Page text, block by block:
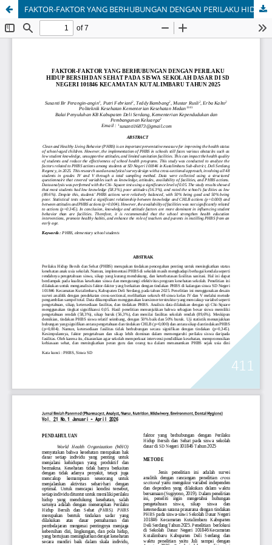
FAKTOR-FAKTOR YANG BERHUBUNGAN DENGAN PERILAKU HIDUP BERSIH DAN SEHAT PADA SISWA SEKOLAH DASAR DI SD NEGERI 101846 KECAMATAN KUTALIMBARU TAHUN 2025